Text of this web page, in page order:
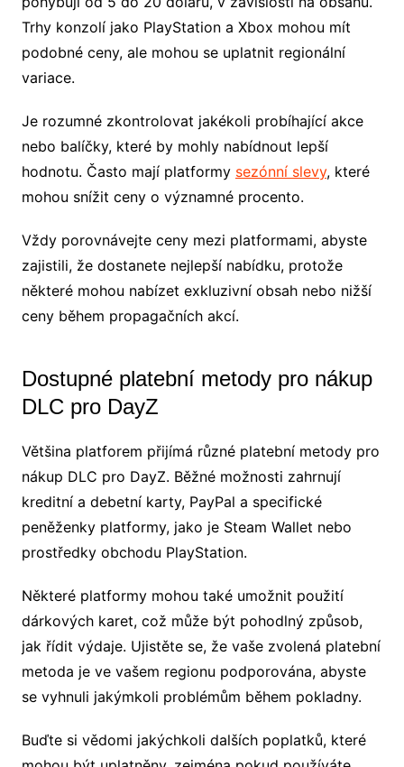
Trhy konzolí jako PlayStation a Xbox mohou mít
podobné ceny, ale mohou se uplatnit regionální
variace.
Je rozumné zkontrolovat jakékoli probíhající akce
nebo balíčky, které by mohly nabídnout lepší
hodnotu. Často mají platformy sezónní slevy, které
mohou snížit ceny o významné procento.
Vždy porovnávejte ceny mezi platformami, abyste
zajistili, že dostanete nejlepší nabídku, protože
některé mohou nabízet exkluzivní obsah nebo nižší
ceny během propagačních akcí.
Dostupné platební metody pro nákup
DLC pro DayZ
Většina platforem přijímá různé platební metody pro
nákup DLC pro DayZ. Běžné možnosti zahrnují
kreditní a debetní karty, PayPal a specifické
peněženky platformy, jako je Steam Wallet nebo
prostředky obchodu PlayStation.
Některé platformy mohou také umožnit použití
dárkových karet, což může být pohodlný způsob,
jak řídit výdaje. Ujistěte se, že vaše zvolená platební
metoda je ve vašem regionu podporována, abyste
se vyhnuli jakýmkoli problémům během pokladny.
Buďte si vědomi jakýchkoli dalších poplatků, které